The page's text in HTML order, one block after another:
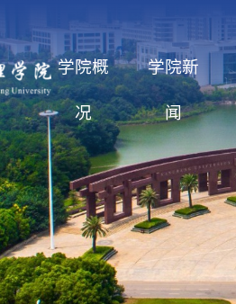
学院概
况
学院新
闻